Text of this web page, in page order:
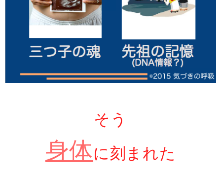
そう
身体に刻まれた